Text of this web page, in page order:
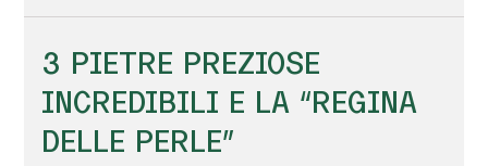
3 PIETRE PREZIOSE
INCREDIBILI E LA “REGINA
DELLE PERLE”